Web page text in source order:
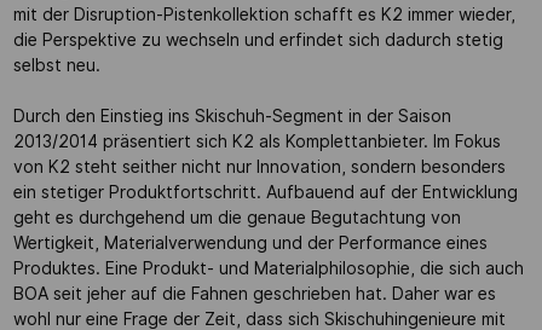
mit der Disruption-Pistenkollektion schafft es K2 immer wieder,
die Perspektive zu wechseln und erfindet sich dadurch stetig
selbst neu.
Durch den Einstieg ins Skischuh-Segment in der Saison
2013/2014 präsentiert sich K2 als Komplettanbieter. Im Fokus
von K2 steht seither nicht nur Innovation, sondern besonders
ein stetiger Produktfortschritt. Aufbauend auf der Entwicklung
geht es durchgehend um die genaue Begutachtung von
Wertigkeit, Materialverwendung und der Performance eines
Produktes. Eine Produkt- und Materialphilosophie, die sich auch
BOA seit jeher auf die Fahnen geschrieben hat. Daher war es
wohl nur eine Frage der Zeit, dass sich Skischuhingenieure mit